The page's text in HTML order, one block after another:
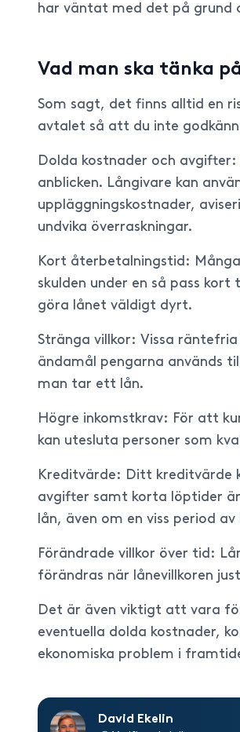
har väntat med det på grund
Vad man ska tänka
Som sagt, det finns alltid en
avtalet så att du inte
Dolda kostnader och
anblicken. Långivare kan
uppläggningskostnader,
undvika överraskningar.
Kort återbetalningstid:
skulden under en så pass
göra lånet väldigt dyrt.
Stränga villkor: Vissa
ändamål pengarna används
man tar ett lån.
Högre inkomstkrav: För att
kan utesluta personer som
Kreditvärde: Ditt kreditvärde
avgifter samt korta löptider
lån, även om en viss period
Förändrade villkor över tid:
förändras när lånevillkoren
Det är även viktigt att vara
eventuella dolda kostnader,
ekonomiska problem i
David Ekelin